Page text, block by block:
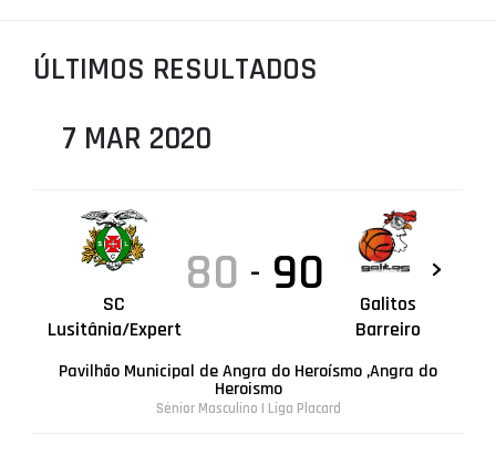
LIGA BETCLIC MASCULINA
ÚLTIMOS RESULTADOS
7 MAR 2020
SC
Lusitânia/Expert
80 - 90
Galitos
Barreiro
Pavilhão Municipal de Angra do Heroísmo ,Angra do
Heroismo
Sénior Masculino | Liga Placard